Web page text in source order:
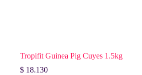
Tropifit Guinea Pig Cuyes 1.5kg
$ 18.130